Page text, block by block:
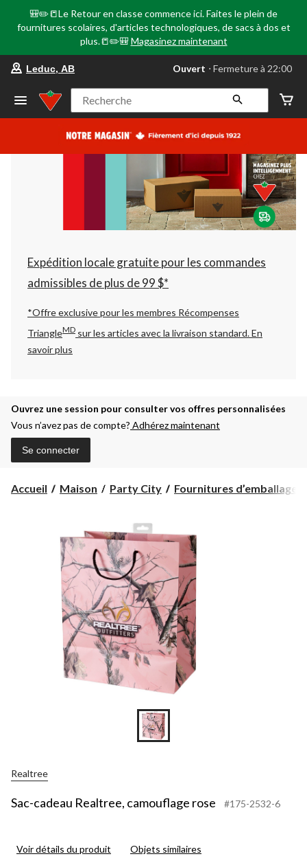
🎒✏️📒Le Retour en classe commence ici. Faites le plein de
fournitures scolaires, d'articles technologiques, de sacs à dos et
plus.📒✏️🎒 Magasinez maintenant
votre
préféré
Leduc,
AB,
courament
Fermeture
à
22:00
cliquer
pour
changer
Leduc, AB Ouvert ⋅ Fermeture à 22:00
Recherche
Expédition locale gratuite pour les commandes
admissibles de plus de 99 $*
*Offre exclusive pour les membres Récompenses
TriangleMD sur les articles avec la livraison standard.En
savoir plus
Ouvrez une session pour consulter vos offres personnalisées
Vous n’avez pas de compte? Adhérez maintenant
Se connecter
Accueil Maison Party City Fournitures d’emballage-
Realtree
Sac-cadeau Realtree, camouflage rose #175-2532-6
Voir détails du produit Objets similaires